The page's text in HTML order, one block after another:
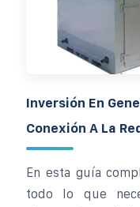
Inversión En
Conexión A La
En esta guía
todo lo que